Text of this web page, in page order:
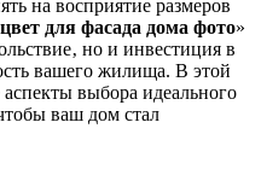
на восприятие размеров
цвет для фасада дома фото»
но и инвестиция в
вашего жилища. В этой
выбора идеального
ваш дом стал